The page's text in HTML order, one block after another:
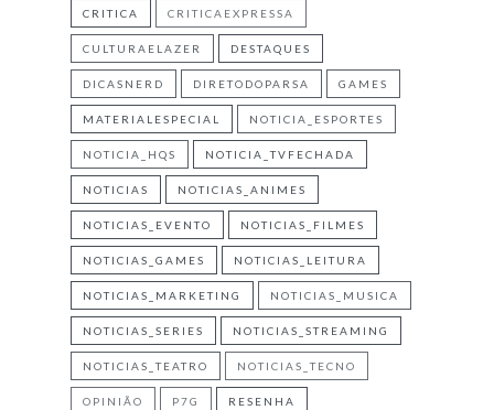
CRITICA CRITICAEXPRESSA
CULTURAELAZER DESTAQUES
DICASNERD DIRETODOPARSA GAMES
MATERIALESPECIAL NOTICIA_ESPORTES
NOTICIA_HQS NOTICIA_TVFECHADA
NOTICIAS NOTICIAS_ANIMES
NOTICIAS_EVENTO NOTICIAS_FILMES
NOTICIAS_GAMES NOTICIAS_LEITURA
NOTICIAS_MARKETING NOTICIAS_MUSICA
NOTICIAS_SERIES NOTICIAS_STREAMING
NOTICIAS_TEATRO NOTICIAS_TECNO
OPINIÃO P7G RESENHA